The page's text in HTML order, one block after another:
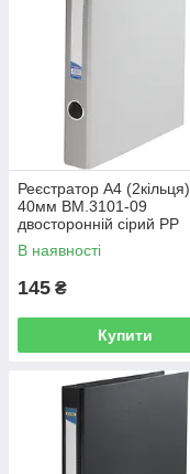
Реєстратор А4 (2кільця)
40мм BM.3101-09
двосторонній сірий PP
(1/24/576)
В наявності
145 ₴
Купити